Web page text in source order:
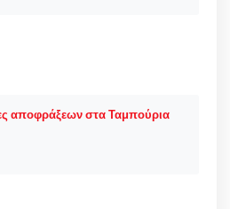
αποφράξεων στα Ταμπούρια